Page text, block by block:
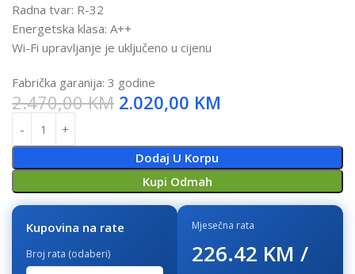
Radna tvar: R-32
Energetska klasa: A++
Wi-Fi upravljanje je uključeno u cijenu
Fabrička garanija: 3 godine
2.470,00KM 2.020,00 KM
Dodaj U Korpu
Kupi Odmah
Kupovina na rate
Broj rata (odaberi)
Mjesečna rata
226.42 KM /